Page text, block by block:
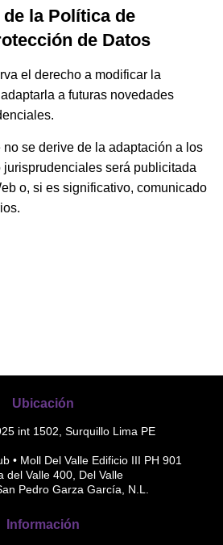
la Política de
de Datos
el derecho a modificar la
a futuras novedades
se derive de la adaptación a los
será publicitada
o, si es significativo, comunicado
Ubicación
int 1502, Surquillo Lima PE
• Moll Del Valle Edificio III PH 901
del Valle 400, Del Valle
Pedro Garza García, N.L.
Información